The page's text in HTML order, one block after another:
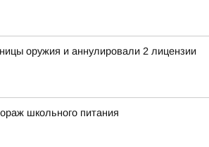
оружия и аннулировали 2 лицензии
школьного питания